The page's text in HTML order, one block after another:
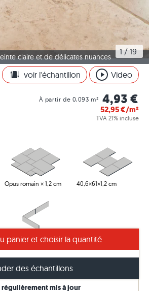
claire et de délicates nuances
1 / 19
voir l'échantillon Video
À partir de 0,093 m² 4,93 €
52,95€/m²
TVA 21% incluse
Opus romain × 1,2 cm 40,6×61×1,2 cm
Plinthe 6×40,6×1,2 cm
Voir info – emballage/poids
mis à jour
panier et choisir la quantité
des échantillons